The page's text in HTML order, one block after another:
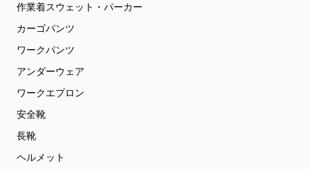
作業着スウェット・パーカー
カーゴパンツ
ワークパンツ
アンダーウェア
ワークエプロン
安全靴
長靴
ヘルメット